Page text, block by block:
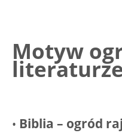
Motyw
• Biblia – ogród